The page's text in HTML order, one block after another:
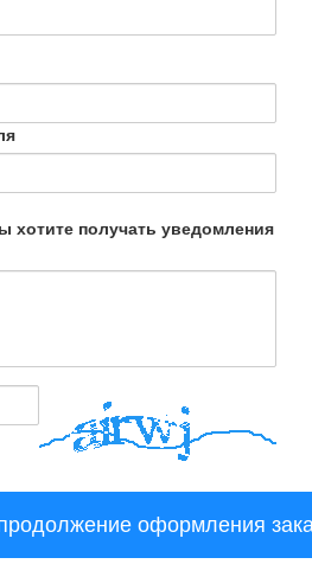
хотите получать уведомления